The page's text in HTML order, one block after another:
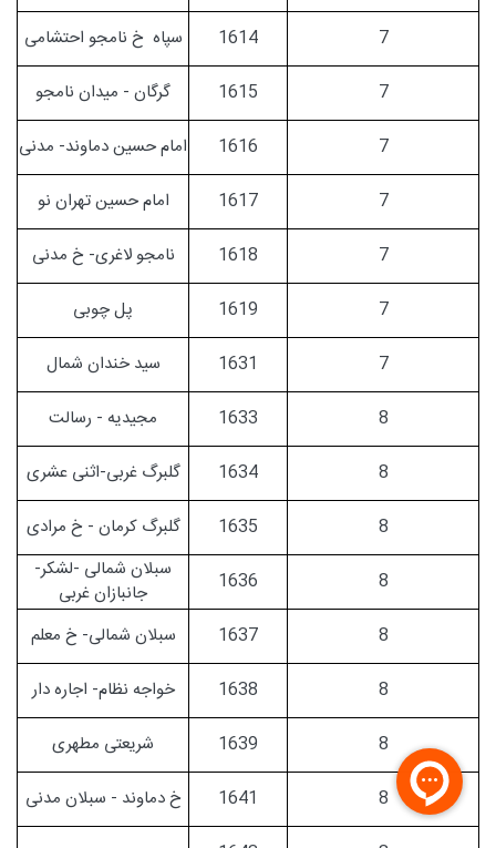
7
1614
سپاه خ نامجو احتشامی
7
1615
گرگان - میدان نامجو
7
1616
امام حسین دماوند- مدنی
7
1617
امام حسین تهران نو
7
1618
نامجو لاغری- خ مدنی
7
1619
پل چوبی
7
1631
سید خندان شمال
8
1633
مجیدیه - رسالت
8
1634
گلبرگ غربی-اثنی عشری
8
1635
گلبرگ کرمان - خ مرادی
8
1636
سبلان شمالی -لشکر-
جانبازان غربی
8
1637
سبلان شمالی- خ معلم
8
1638
خواجه نظام- اجاره دار
8
1639
شریعتی مطهری
8
1641
خ دماوند - سبلان مدنی